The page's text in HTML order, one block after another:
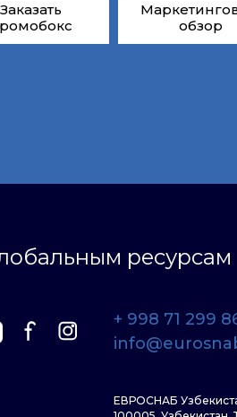
Заказать
обзор
ресурсам
+ 998 71 299
ЕВРОСНАБ